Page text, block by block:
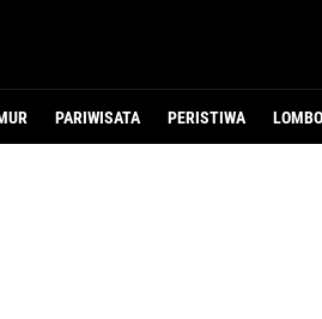
PARIWISATA PERISTIWA